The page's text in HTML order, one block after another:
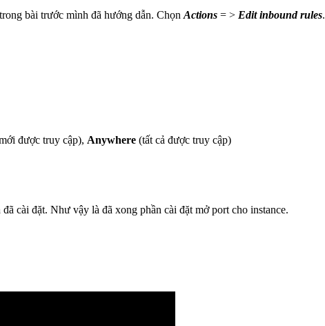
trong bài trước mình đã hướng dẫn. ChọnActions = > Edit inbound rules.
được truy cập), Anywhere (tất cả được truy cập)
cài đặt. Như vậy là đã xong phần cài đặt mở port cho instance.